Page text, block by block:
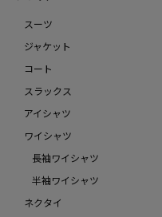
スーツ
ジャケット
コート
スラックス
アイシャツ
ワイシャツ
長袖ワイシャツ
半袖ワイシャツ
ネクタイ